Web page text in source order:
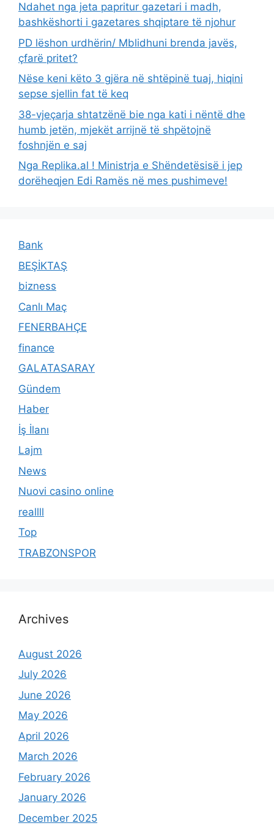
Ndahet nga jeta papritur gazetari i madh,
bashkëshorti i gazetares shqiptare të njohur
PD lëshon urdhërin/ Mblidhuni brenda javës,
çfarë pritet?
Nëse keni këto 3 gjëra në shtëpinë tuaj, hiqini
sepse sjellin fat të keq
38-vjeçarja shtatzënë bie nga kati i nëntë dhe
humb jetën, mjekët arrijnë të shpëtojnë
foshnjën e saj
Nga Replika.al ! Ministrja e Shëndetësisë i jep
dorëheqjen Edi Ramës në mes pushimeve!
Bank
BEŞİKTAŞ
bizness
Canlı Maç
FENERBAHÇE
finance
GALATASARAY
Gündem
Haber
İş İlanı
Lajm
News
Nuovi casino online
reallll
Top
TRABZONSPOR
Archives
August 2026
July 2026
June 2026
May 2026
April 2026
March 2026
February 2026
January 2026
December 2025